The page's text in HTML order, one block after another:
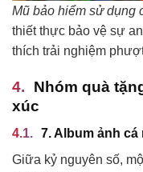
Mũ bảo hiểm sử dụng
thiết thực bảo vệ sự
thích trải nghiệm
Nhóm quà
xúc
7. Album ảnh
Giữa kỷ nguyên số,